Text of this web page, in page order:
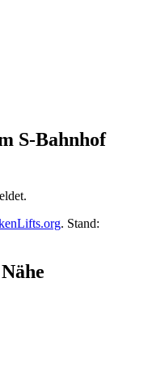
S-Bahnhof
. Stand: